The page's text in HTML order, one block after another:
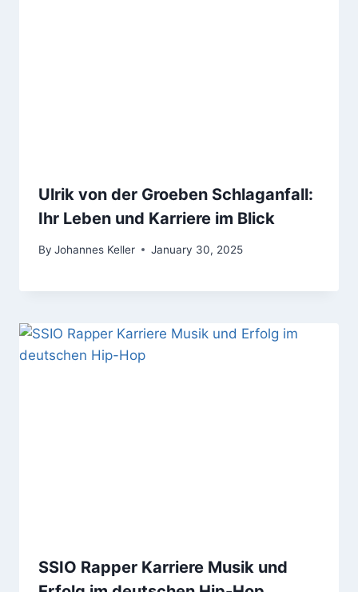
Ulrik von der Groeben Schlaganfall:
Ihr Leben und Karriere im Blick
By Johannes Keller January 30, 2025
SSIO Rapper Karriere Musik und